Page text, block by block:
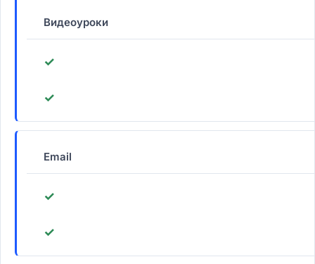
Видеоуроки
✓
✓
Email
✓
✓